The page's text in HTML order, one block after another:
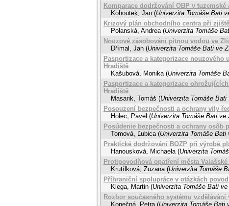
Komparace dodržování OBP v
Kohoutek, Jan (Univerzita Tomáše Bati
Krizový plán obchodního centra při
Polanská, Andrea (Univerzita Tomáše
Nouzové zásobování pitnou vodou ve
Dřímal, Jan (Univerzita Tomáše Bati ve
Pasportizace a kategorizace
Hradiště
Kašubová, Monika (Univerzita Tomáše
Pasportizace a kategorizace
Hradiště
Masarik, Tomáš (Univerzita Tomáše Bati
Posouzení bezpečnosti a ochrany vily
Holec, Pavel (Univerzita Tomáše Bati ve
Posúdenie bezpečnosti a ochrany
Tomová, Ľubica (Univerzita Tomáše Bati
Praktické dodržování BOZP při výrobě
Hanousková, Michaela (Univerzita
Protipovodňová opatření města
Krutílková, Zuzana (Univerzita Tomáše
Příhraniční spolupráce v otázkách
Klega, Martin (Univerzita Tomáše Bati
Rozbor současného systému
Konečná, Petra (Univerzita Tomáše Bati